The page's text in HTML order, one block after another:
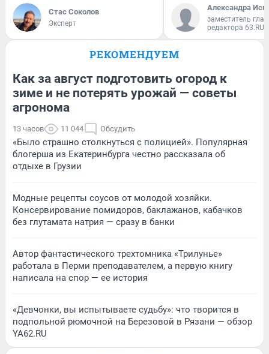
Стас Соколов
Эксперт
Александра
заместитель
редактора 63.RU
РЕКОМЕНДУЕМ
Как за август подготовить огород к
зиме и не потерять урожай — советы
агронома
13 часов 11 044 Обсудить
«Было страшно столкнуться с полицией». Популярная
блогерша из Екатеринбурга честно рассказала об
отдыхе в Грузии
Модные рецепты соусов от молодой хозяйки.
Консервирование помидоров, баклажанов, кабачков
без глутамата натрия — сразу в банки
Автор фантастического трехтомника «Трилунье»
работала в Перми преподавателем, а первую книгу
написала на спор — ее история
«Девчонки, вы испытываете судьбу»: что творится в
подпольной рюмочной на Березовой в Рязани — обзор
YA62.RU